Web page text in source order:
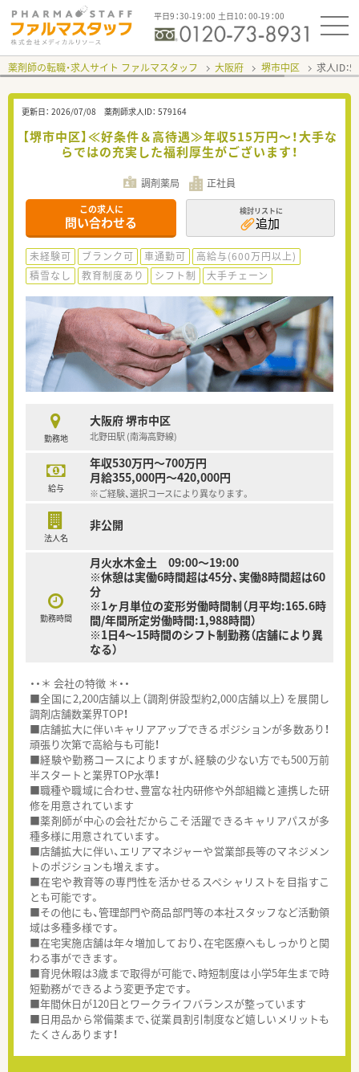
平日9：30-19：00 土日10：00-19：00
薬剤師の転職・求人サイト ファルマスタッフ 大阪府 堺市中区 求人ID：
更新日： 2026/07/08 薬剤師求人ID： 579164
【堺市中区】≪好条件＆高待遇≫年収515万円～！大手な
らではの充実した福利厚生がございます！
調剤薬局 正社員
この求人に
問い合わせる
検討リストに
追加
未経験可 ブランク可 車通勤可
高給与(600万円以上)
積雪なし
教育制度あり シフト制 大手チェーン
勤務地
大阪府 堺市中区
北野田駅 (南海高野線)
給与
年収530万円～700万円
月給355,000円～420,000円
※ご経験、選択コースにより異なります。
法人名
非公開
勤務時間
月火水木金土 09:00〜19:00
※休憩は実働6時間超は45分、実働8時間超は60
分
※1ヶ月単位の変形労働時間制（月平均:165.6時
間/年間所定労働時間:1,988時間）
※1日4～15時間のシフト制勤務（店舗により異
なる）
・・＊ 会社の特徴 ＊・・
■全国に2,200店舗以上（調剤併設型約2,000店舗以上）を展開し
調剤店舗数業界TOP！
■店舗拡大に伴いキャリアアップできるポジションが多数あり！
頑張り次第で高給与も可能！
■経験や勤務コースによりますが、経験の少ない方でも500万前
半スタートと業界TOP水準！
■職種や職域に合わせ、豊富な社内研修や外部組織と連携した研
修を用意されています
■薬剤師が中心の会社だからこそ活躍できるキャリアパスが多
種多様に用意されています。
■店舗拡大に伴い、エリアマネジャーや営業部長等のマネジメン
トのポジションも増えます。
■在宅や教育等の専門性を活かせるスペシャリストを目指すこ
とも可能です。
■その他にも、管理部門や商品部門等の本社スタッフなど活動領
域は多種多様です。
■在宅実施店舗は年々増加しており、在宅医療へもしっかりと関
わる事ができます。
■育児休暇は3歳まで取得が可能で、時短制度は小学5年生まで時
短勤務ができるよう変更予定です。
■年間休日が120日とワークライフバランスが整っています
■日用品から常備薬まで、従業員割引制度など嬉しいメリットも
たくさんあります！